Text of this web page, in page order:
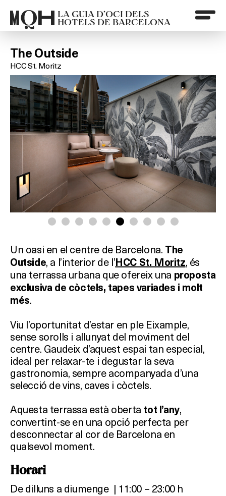
LA GUIA D’OCI DELS
HOTELS DE BARCELONA
The Outside
HCC St. Moritz
Un oasi en el centre de Barcelona. The
Outside, a l’interior de l’HCC St. Moritz, és
una terrassa urbana que ofereix una proposta
exclusiva de còctels, tapes variades i molt
més.
Viu l’oportunitat d’estar en ple Eixample,
sense sorolls i allunyat del moviment del
centre. Gaudeix d’aquest espai tan especial,
ideal per relaxar-te i degustar la seva
gastronomia, sempre acompanyada d’una
selecció de vins, caves i còctels.
Aquesta terrassa està oberta tot l’any,
convertint-se en una opció perfecta per
desconnectar al cor de Barcelona en
qualsevol moment.
Horari
De dilluns a diumenge | 11:00 – 23:00 h